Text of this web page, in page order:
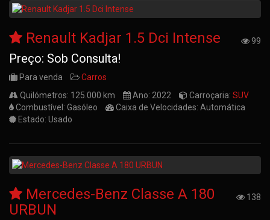
99
Renault Kadjar 1.5 Dci Intense
Preço: Sob Consulta!
Para venda
Carros
Quilómetros: 125.000 km
Ano: 2022 Carroçaria: SUV
Combustível: Gasóleo
Caixa de Velocidades: Automática
Estado: Usado
138
Mercedes-Benz Classe A 180
URBUN